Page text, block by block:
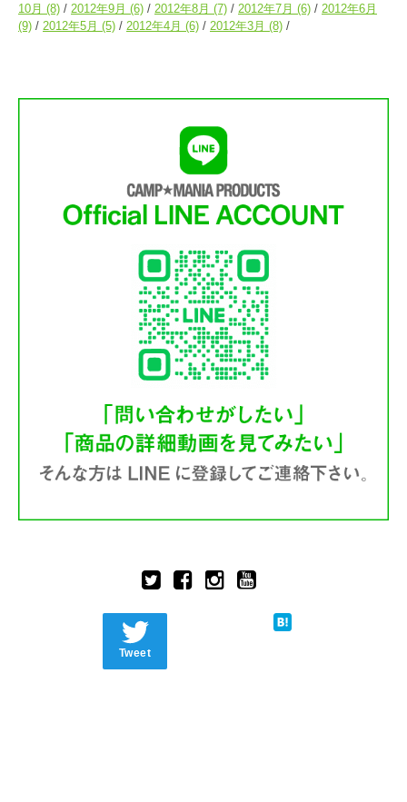
10月 (8) 2012年9月 (6) 2012年8月 (7) 2012年7月 (6)
2012年6月
(9)
2012年5月 (5) 2012年4月 (6) 2012年3月 (8)
Tweet